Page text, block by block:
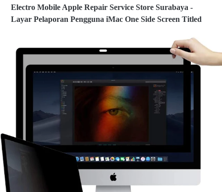
Electro Mobile Apple Repair Service Store Surabaya -
Layar Pelaporan Pengguna iMac One Side Screen Titled